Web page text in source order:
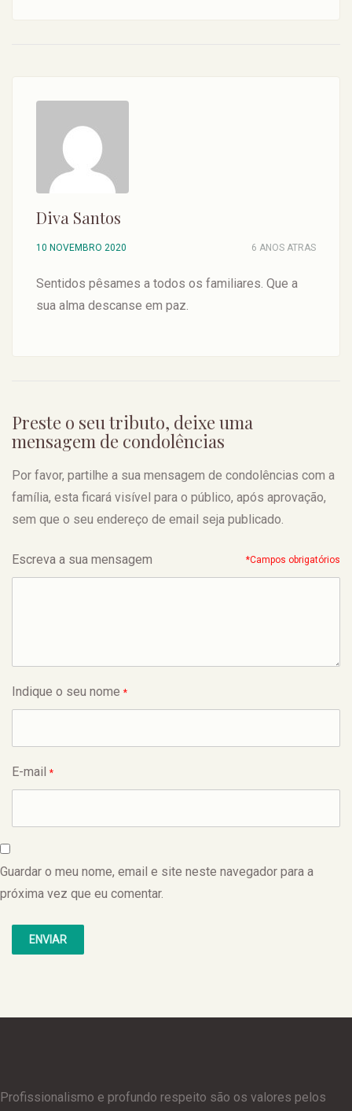
Diva Santos
10 NOVEMBRO 2020 6 ANOS ATRAS
Sentidos pêsames a todos os familiares. Que a
sua alma descanse em paz.
Preste o seu tributo, deixe uma
mensagem de condolências
Por favor, partilhe a sua mensagem de condolências com a
família, esta ficará visível para o público, após aprovação,
sem que o seu endereço de email seja publicado.
Escreva a sua mensagem *Campos obrigatórios
Indique o seu nome *
E-mail *
Guardar o meu nome, email e site neste navegador para a
próxima vez que eu comentar.
Profissionalismo e profundo respeito são os valores pelos